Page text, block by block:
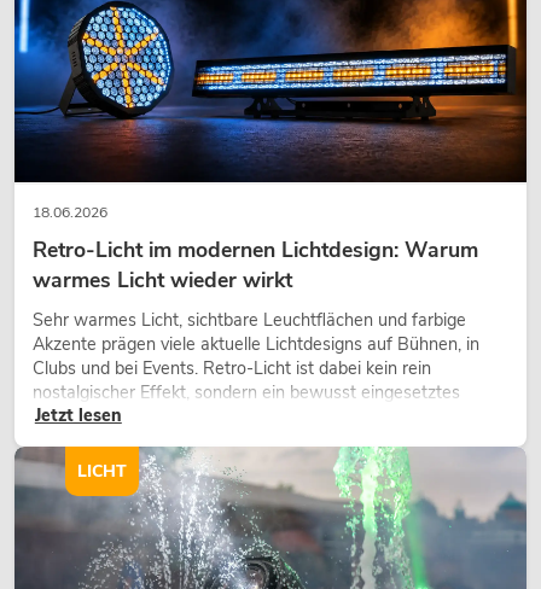
OMNITRONIC Set
No. 20000666
Bestand reicht ca. 12 Wo.
449,00
18.06.2026
Retro-Licht im modernen Lichtdesign: Warum
warmes Licht wieder wirkt
Sehr warmes Licht, sichtbare Leuchtflächen und farbige
Akzente prägen viele aktuelle Lichtdesigns auf Bühnen, in
Clubs und bei Events. Retro-Licht ist dabei kein rein
nostalgischer Effekt, sondern ein bewusst eingesetztes
Gestaltungsmittel: Es schafft Atmosphäre, gibt Szenen
wirken lassen.
Jetzt lesen
LICHT